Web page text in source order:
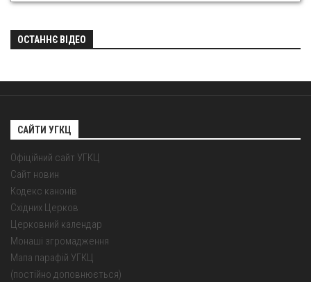
ОСТАННЄ ВІДЕО
САЙТИ УГКЦ
Офіційний сайт УГКЦ
Сайт новин
Кодекс канонів
Східних Церков
Церковний календар
Монаші згромадження
Мапа парафій УГКЦ
(постійно доповнюється)